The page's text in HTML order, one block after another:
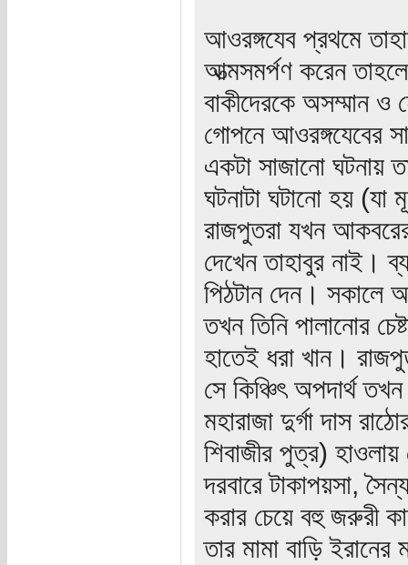
আওরঙ্গযেব প্রথমে
আত্মসমর্পণ করেন
বাকীদেরকে অসম্মান ও
গোপনে আওরঙ্গযেবের
একটা সাজানো ঘটনায়
ঘটনাটা ঘটানো হয়
রাজপুতরা যখন
দেখেন তাহাবুর নাই।
পিঠটান দেন। সকালে
তখন তিনি পালানোর
হাতেই ধরা খান।
সে কিঞ্চিৎ অপদার্থ
মহারাজা দুর্গা দাস
শিবাজীর পুত্র)
দরবারে টাকাপয়সা,
করার চেয়ে বহু জরুরী
তার মামা বাড়ি ইরানের